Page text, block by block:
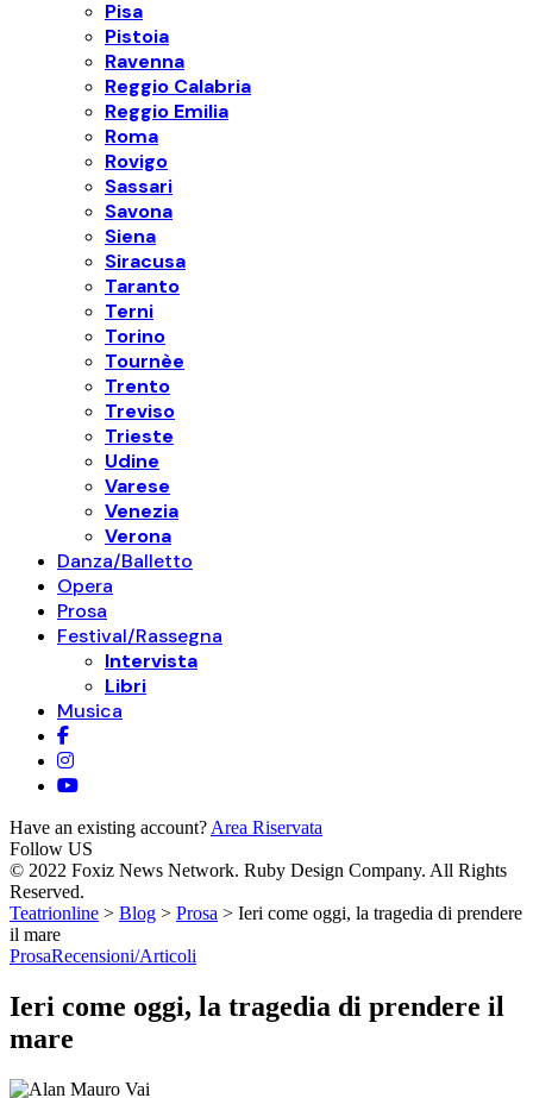
Pisa
Pistoia
Ravenna
Reggio Calabria
Reggio Emilia
Roma
Rovigo
Sassari
Savona
Siena
Siracusa
Taranto
Terni
Torino
Tournèe
Trento
Treviso
Trieste
Udine
Varese
Venezia
Verona
Danza/Balletto
Opera
Prosa
Festival/Rassegna
Intervista
Libri
Musica
Have an existing account? Area Riservata
Follow US
© 2022 Foxiz News Network. Ruby Design Company. All Rights
Reserved.
Teatrionline > Blog > Prosa > Ieri come oggi, la tragedia di prendere
il mare
ProsaRecensioni/Articoli
Ieri come oggi, la tragedia di prendere il
mare